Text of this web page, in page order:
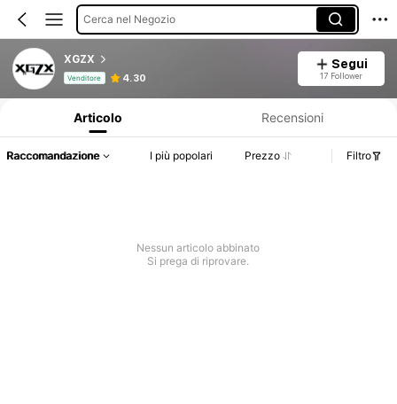
Cerca nel Negozio
XGZX
Venditore 4.30
Segui
17 Follower
Articolo Recensioni
Raccomandazione I più popolari Prezzo Filtro
Nessun articolo abbinato
Si prega di riprovare.